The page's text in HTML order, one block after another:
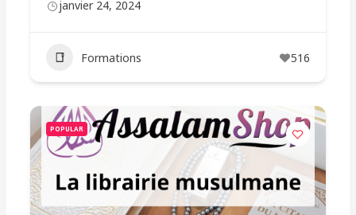
janvier 24, 2024
Formations 516
POPULAR